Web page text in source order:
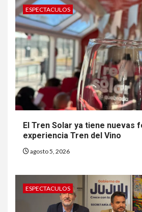
ESPECTACULOS
El Tren Solar ya tiene nuevas
experiencia Tren del Vino
agosto 5, 2026
ESPECTACULOS